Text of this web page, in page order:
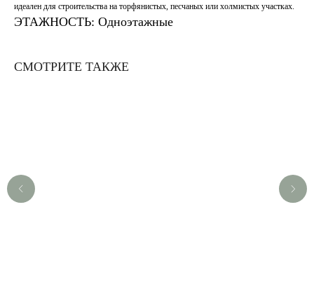
идеален для строительства на торфянистых, песчаных или холмистых участках.
ЭТАЖНОСТЬ: Одноэтажные
СМОТРИТЕ ТАКЖЕ